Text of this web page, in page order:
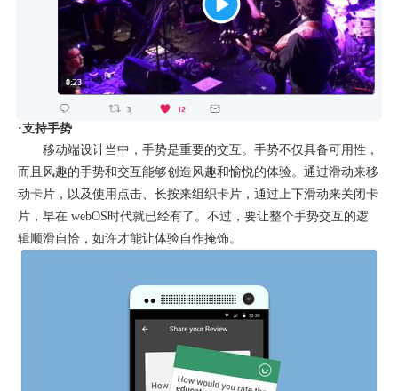
·支持手势
移动端设计当中，手势是重要的交互。手势不仅具备可用性，
而且风趣的手势和交互能够创造风趣和愉悦的体验。通过滑动来移
动卡片，以及使用点击、长按来组织卡片，通过上下滑动来关闭卡
片，早在 webOS时代就已经有了。不过，要让整个手势交互的逻
辑顺滑自恰，如许才能让体验自作掩饰。